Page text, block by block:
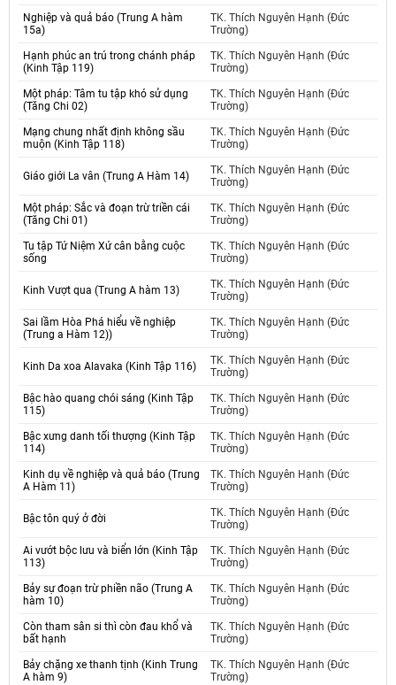
Nghiệp và quả báo (Trung A hàm
15a)
TK. Thích Nguyên Hạnh (Đức
Trường)
Hạnh phúc an trú trong chánh pháp
(Kinh Tập 119)
TK. Thích Nguyên Hạnh (Đức
Trường)
Một pháp: Tâm tu tập khó sử dụng
(Tăng Chi 02)
TK. Thích Nguyên Hạnh (Đức
Trường)
Mạng chung nhất định không sầu
muộn (Kinh Tập 118)
TK. Thích Nguyên Hạnh (Đức
Trường)
Giáo giới La vân (Trung A Hàm 14)
TK. Thích Nguyên Hạnh (Đức
Trường)
Một pháp: Sắc và đoạn trừ triền cái
(Tăng Chi 01)
TK. Thích Nguyên Hạnh (Đức
Trường)
Tu tập Tứ Niệm Xứ cân bằng cuộc
sống
TK. Thích Nguyên Hạnh (Đức
Trường)
Kinh Vượt qua (Trung A hàm 13)
TK. Thích Nguyên Hạnh (Đức
Trường)
Sai lầm Hòa Phá hiểu về nghiệp
(Trung a Hàm 12))
TK. Thích Nguyên Hạnh (Đức
Trường)
Kinh Da xoa Alavaka (Kinh Tập 116)
TK. Thích Nguyên Hạnh (Đức
Trường)
Bậc hào quang chói sáng (Kinh Tập
115)
TK. Thích Nguyên Hạnh (Đức
Trường)
Bậc xưng danh tối thượng (Kinh Tập
114)
TK. Thích Nguyên Hạnh (Đức
Trường)
Kinh dụ về nghiệp và quả báo (Trung
A Hàm 11)
TK. Thích Nguyên Hạnh (Đức
Trường)
Bậc tôn quý ở đời
TK. Thích Nguyên Hạnh (Đức
Trường)
Ai vướt bộc lưu và biển lớn (Kinh Tập
113)
TK. Thích Nguyên Hạnh (Đức
Trường)
Bảy sự đoạn trừ phiền não (Trung A
hàm 10)
TK. Thích Nguyên Hạnh (Đức
Trường)
Còn tham sân si thì còn đau khổ và
bất hạnh
TK. Thích Nguyên Hạnh (Đức
Trường)
Bảy chặng xe thanh tịnh (Kinh Trung
A hàm 9)
TK. Thích Nguyên Hạnh (Đức
Trường)